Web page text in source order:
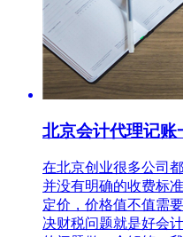
北京会计代理记账
在北京创业很多公司
并没有明确的收费标
定价，价格值不值需
决财税问题就是好会